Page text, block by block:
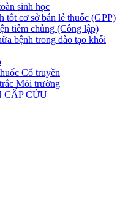
sinh học
tốt cơ sở bán lẻ thuốc (GPP)
tiêm chủng (Công lập)
bệnh trong đào tạo khối
Cổ truyền
Môi trường
CẤP CỨU